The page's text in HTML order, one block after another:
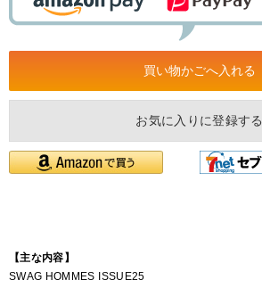
お気に入りに登録する
【主な内容】
SWAG HOMMES ISSUE25